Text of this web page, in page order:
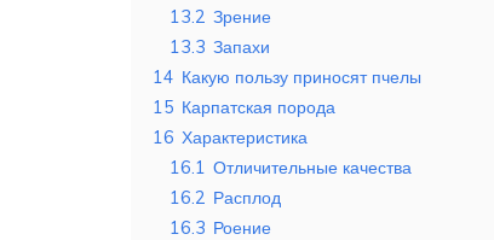
13.2 Зрение
13.3 Запахи
14 Какую пользу приносят пчелы
15 Карпатская порода
16 Характеристика
16.1 Отличительные качества
16.2 Расплод
16.3 Роение